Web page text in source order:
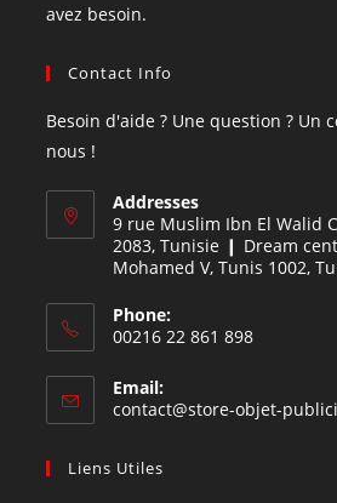
avez besoin.
Contact Info
Besoin d'aide ? Une question ? Un
nous !
Addresses
9 rue Muslim Ibn El Walid
2083, Tunisie ❙ Dream
Mohamed V, Tunis 1002,
Phone:
00216 22 861 898
Email:
contact@store-objet-
Liens Utiles